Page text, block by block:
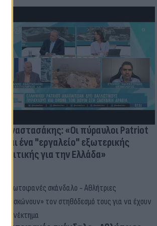
Γ. Αναστασάκης: «Οι πύραυλοι Patriot
είναι ένα "εργαλείο" εξωτερικής
πολιτικής για την Ελλάδα»